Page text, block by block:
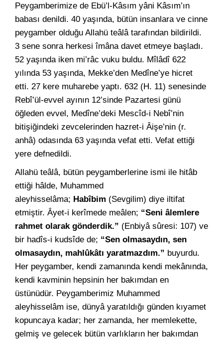
Peygamberimize de Ebü’l-Kâsım yâni Kâsım’ın
babası denildi. 40 yaşında, bütün insanlara ve cinne
peygamber olduğu Allahü teâlâ tarafından bildirildi.
3 sene sonra herkesi îmâna davet etmeye başladı.
52 yaşında iken mi’râc vuku buldu. Mîlâdî 622
yılında 53 yaşında, Mekke’den Medîne’ye hicret
etti. 27 kere muharebe yaptı. 632 (H. 11) senesinde
Rebî’ül-evvel ayının 12’sinde Pazartesi günü
öğleden evvel, Medîne’deki Mescîd-i Nebî’nin
bitişiğindeki zevcelerinden hazret-i Âişe’nin (r.
anhâ) odasında 63 yaşında vefat etti. Vefat ettiği
yere defnedildi.
Allahü teâlâ, bütün peygamberlerine ismi ile hitâb
ettiği hâlde, Muhammed
aleyhisselâma; Habîbim (Sevgilim) diye iltifat
etmiştir. Âyet-i kerîmede meâlen; “Seni âlemlere
rahmet olarak gönderdik.” (Enbiyâ sûresi: 107) ve
bir hadîs-i kudsîde de; “Sen olmasaydın, sen
olmasaydın, mahlûkâtı yaratmazdım.” buyurdu.
Her peygamber, kendi zamanında kendi mekânında,
kendi kavminin hepsinin her bakımdan en
üstünüdür. Peygamberimiz Muhammed
aleyhisselâm ise, dünyâ yaratıldığı günden kıyamet
kopuncaya kadar; her zamanda, her memlekette,
gelmiş ve gelecek bütün varlıkların her bakımdan